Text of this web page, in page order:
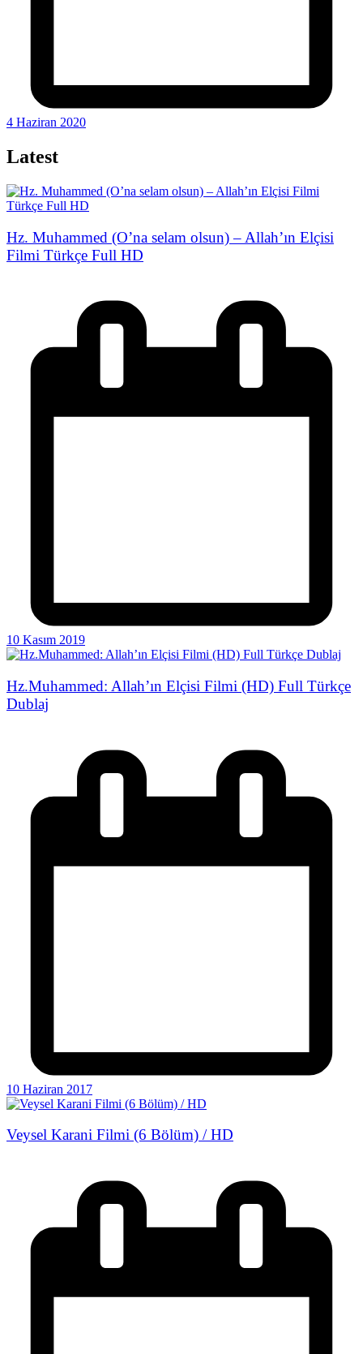
4 Haziran 2020
Latest
Hz. Muhammed (O’na selam olsun) – Allah’ın Elçisi
Filmi Türkçe Full HD
10 Kasım 2019
Hz.Muhammed: Allah’ın Elçisi Filmi (HD) Full Türkçe
Dublaj
10 Haziran 2017
Veysel Karani Filmi (6 Bölüm) / HD